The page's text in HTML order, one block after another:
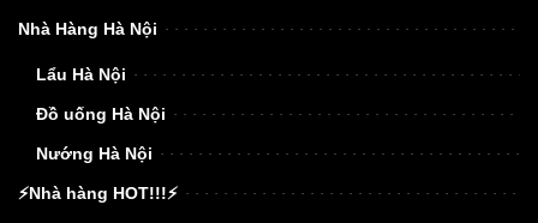
Nhà Hàng Hà Nội
Lẩu Hà Nội
Đồ uống Hà Nội
Nướng Hà Nội
⚡Nhà hàng HOT!!!⚡